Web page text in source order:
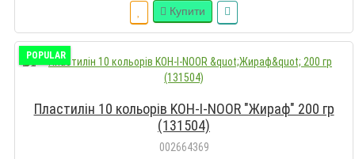
Купити
POPULAR
Пластилін 10 кольорів KOH-I-NOOR "Жираф" 200 гр
(131504)
002664369